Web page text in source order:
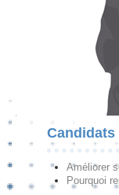
Candidats
Améliorer
Pourquoi